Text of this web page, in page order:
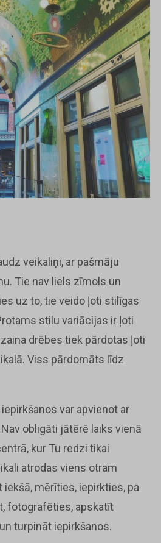
veikaliņi, ar pašmāju
Tie nav liels zīmols un
uz to, tie veido ļoti stilīgas
stilu variācijas ir ļoti
drēbes tiek pārdotas ļoti
Viss pārdomāts līdz
var apvienot ar
obligāti jātērē laiks vienā
kur Tu redzi tikai
atrodas viens otram
iekšā, mērīties, iepirkties, pa
fotografēties, apskatīt
turpināt iepirkšanos.